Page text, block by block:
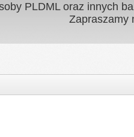
PLDML oraz innych
Zapraszamy